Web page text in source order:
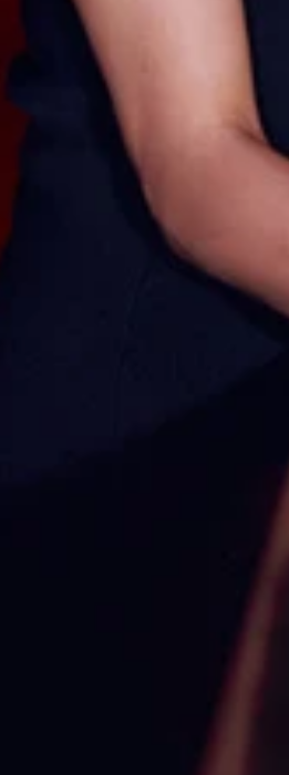
界を席巻しつつある川崎あやちゃん